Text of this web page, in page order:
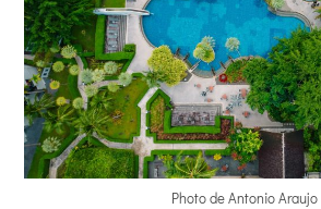
Photo de Antonio Araujo